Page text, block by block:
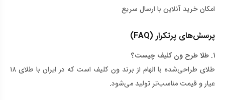
امکان خرید آنلاین با ارسال سریع
پرسش‌های پرتکرار (FAQ)
۱. طلا طرح ون کلیف چیست؟
طلای طراحی‌شده با الهام از برند ون کلیف است که در ایران با طلای ۱۸
عیار و قیمت مناسب‌تر تولید می‌شود.